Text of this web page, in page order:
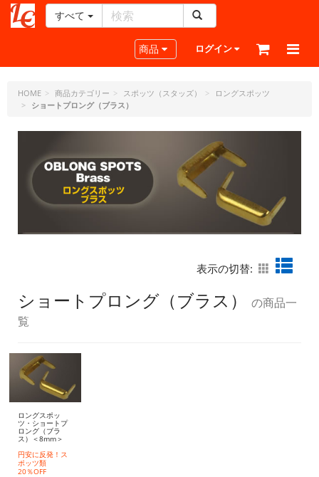
ー
ラ
フ
ト・
ピ
すべて
Toggle navigation
商品 ログイン
HOME 商品カテゴリー スポッツ（スタッズ）
ロングスポッツ
ショートプロング（ブラス）
表示の切替:
ショートプロング（ブラス）
の商品一
覧
ロングスポッ
ツ・ショートプ
ロング（ブラ
ス）＜8mm＞
円安に反発！ス
ポッツ類
20％OFF